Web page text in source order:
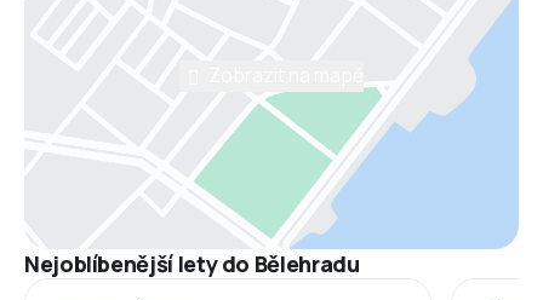
Nejoblíbenější lety do Bělehradu